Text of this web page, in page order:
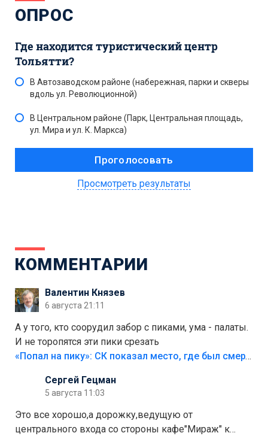
ОПРОС
Где находится туристический центр
Тольятти?
В Автозаводском районе (набережная, парки и скверы
вдоль ул. Революционной)
В Центральном районе (Парк, Центральная площадь,
ул. Мира и ул. К. Маркса)
Просмотреть результаты
КОММЕНТАРИИ
Валентин Князев
6 августа 21:11
А у того, кто соорудил забор с пиками, ума - палаты.
И не торопятся эти пики срезать
«Попал на пику»: СК показал место, где был смертельно травмирован ребенок в Тольятти
Сергей Гецман
5 августа 11:03
Это все хорошо,а дорожку,ведущую от
центрального входа со стороны кафе"Мираж" к